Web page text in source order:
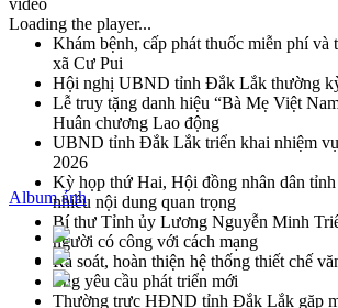
video
Loading the player...
Khám bệnh, cấp phát thuốc miễn phí và
xã Cư Pui
Hội nghị UBND tỉnh Đắk Lắk thường
Lễ truy tặng danh hiệu “Bà Mẹ Việt
Huân chương Lao động
UBND tỉnh Đắk Lắk triển khai nhiệm
2026
Kỳ họp thứ Hai, Hội đồng nhân dân
nhiều nội dung quan trọng
Bí thư Tỉnh ủy Lương Nguyễn Minh
người có công với cách mạng
Rà soát, hoàn thiện hệ thống thiết chế
ứng yêu cầu phát triển mới
Thường trực HĐND tỉnh Đắk Lắk gặp
Album ảnh